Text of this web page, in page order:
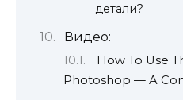
детали?
Видео:
How To Use
Photoshop — A